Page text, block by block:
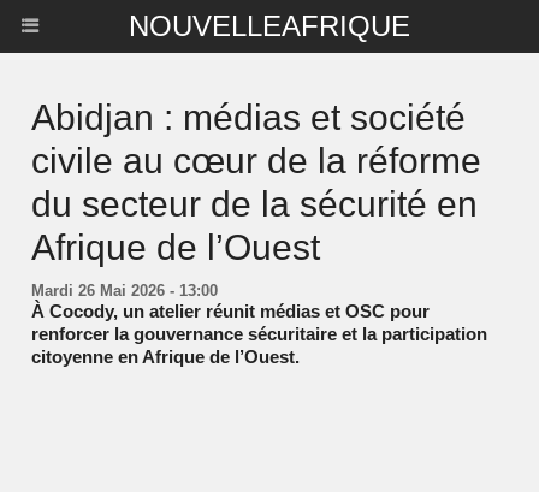
NOUVELLEAFRIQUE
Abidjan : médias et société
civile au cœur de la réforme
du secteur de la sécurité en
Afrique de l’Ouest
Mardi 26 Mai 2026 - 13:00
À Cocody, un atelier réunit médias et OSC pour
renforcer la gouvernance sécuritaire et la participation
citoyenne en Afrique de l’Ouest.